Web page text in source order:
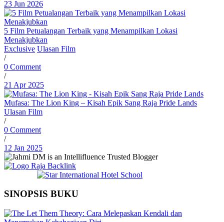
23 Jun 2026
5 Film Petualangan Terbaik yang Menampilkan Lokasi
Menakjubkan
Exclusive Ulasan Film
/
0 Comment
/
21 Apr 2025
Mufasa: The Lion King – Kisah Epik Sang Raja Pride Lands
Ulasan Film
/
0 Comment
/
12 Jan 2025
SINOPSIS BUKU